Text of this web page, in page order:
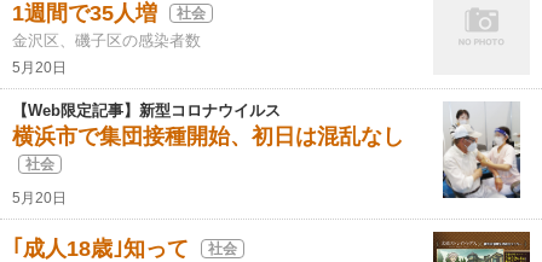
1週間で35人増 社会
金沢区、磯子区の感染者数
5月20日
【Web限定記事】新型コロナウイルス
横浜市で集団接種開始、初日は混乱なし
社会
5月20日
｢成人18歳｣知って 社会